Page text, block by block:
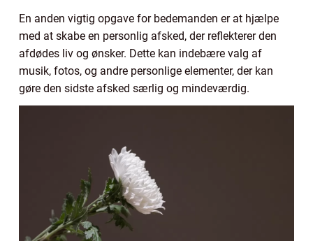
En anden vigtig opgave for bedemanden er at hjælpe
med at skabe en personlig afsked, der reflekterer den
afdødes liv og ønsker. Dette kan indebære valg af
musik, fotos, og andre personlige elementer, der kan
gøre den sidste afsked særlig og mindeværdig.